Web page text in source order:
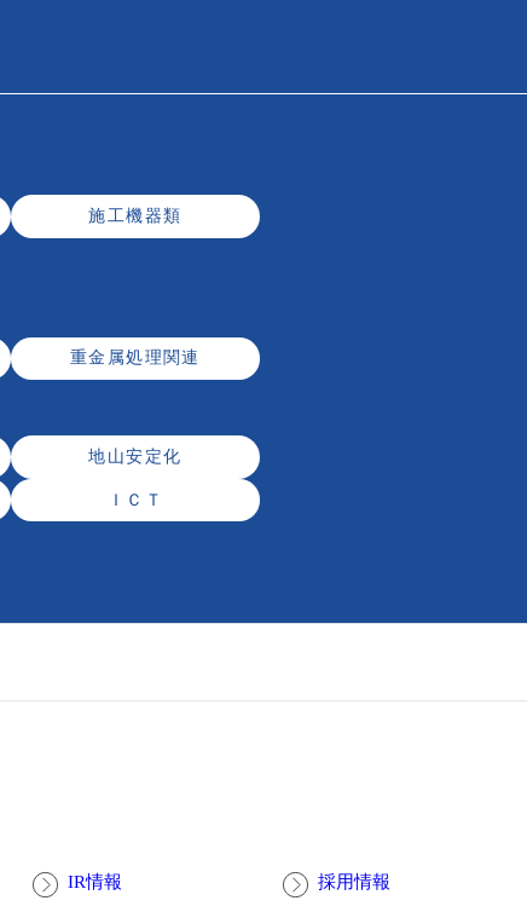
施工機器類
重金属処理関連
地山安定化
ＩＣＴ
IR情報 採用情報